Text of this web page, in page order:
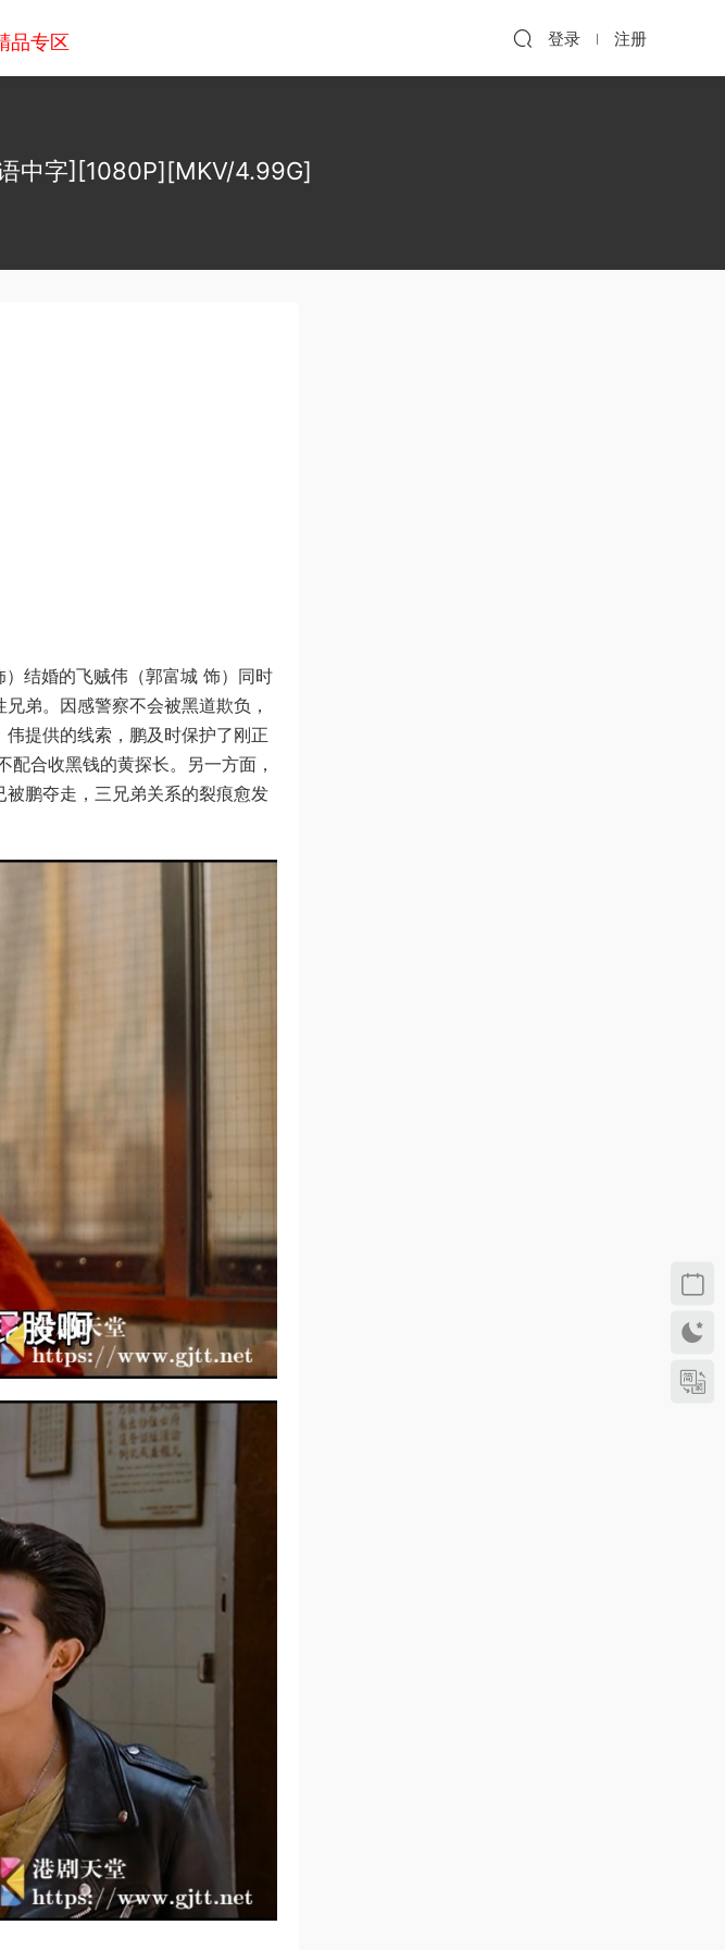
品专区 登录 注册
中字][1080P][MKV/4.99G]
结婚的飞贼伟（郭富城 饰）同时
弟。因感警察不会被黑道欺负，
提供的线索，鹏及时保护了刚正
合收黑钱的黄探长。另一方面，
鹏夺走，三兄弟关系的裂痕愈发